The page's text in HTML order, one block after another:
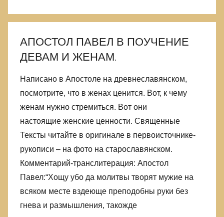
АПОСТОЛ ПАВЕЛ В ПОУЧЕНИЕ
ДЕВАМ И ЖЕНАМ.
Написано в Апостоле на древнеславянском,
посмотрите, что в женах ценится. Вот, к чему
женам нужно стремиться. Вот они
настоящие женские ценности. Священные
Тексты читайте в оригинале в первоисточнике-
рукописи – на фото на старославянском.
Комментарий-транслитерация: Апостол
Павел:“Хощу убо да молитвы творят мужие на
всяком месте вздеюще преподобны руки без
гнева и размышления, такожде